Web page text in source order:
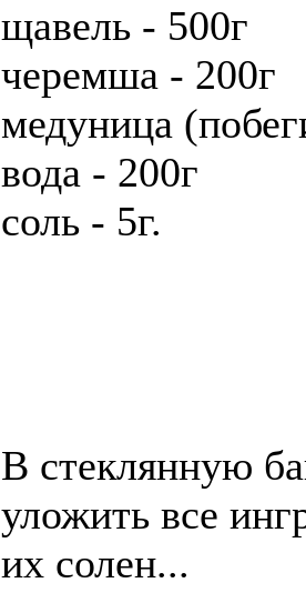
щавель - 500г
черемша - 200г
медуница
вода - 200г
соль - 5г.
В стеклянную
уложить все
их солен...